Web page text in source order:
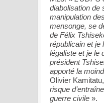
diabolisation de
manipulation
mensonge, se
de Félix
républicain et je
légaliste et je le
président
apporté la
Olivier Kamitatu,
risque
guerre civile ».